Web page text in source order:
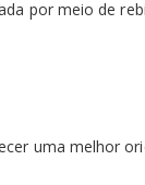
por meio de
uma melhor